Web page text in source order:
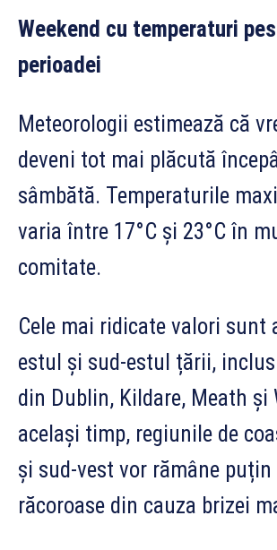
Weekend cu temperaturi
perioadei
Meteorologii estimează că
deveni tot mai plăcută
sâmbătă. Temperaturile
varia între 17°C și 23°C în
comitate.
Cele mai ridicate valori sunt
estul și sud-estul țării,
din Dublin, Kildare, Meath și
același timp, regiunile de
și sud-vest vor rămâne puțin
răcoroase din cauza brizei